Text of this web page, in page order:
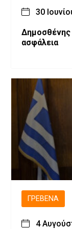
30
Δημοσθένης
ασφάλεια
ΓΡΕΒΕΝΆ
4